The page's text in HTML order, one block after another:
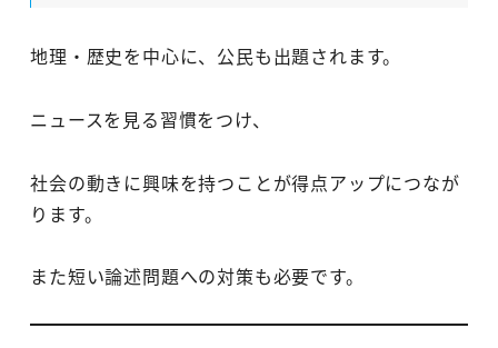
地理・歴史を中心に、公民も出題されます。
ニュースを見る習慣をつけ、
社会の動きに興味を持つことが得点アップにつなが
ります。
また短い論述問題への対策も必要です。